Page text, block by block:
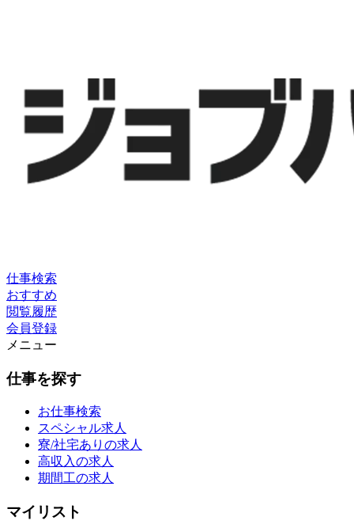
仕事検索
おすすめ
閲覧履歴
会員登録
メニュー
仕事を探す
お仕事検索
スペシャル求人
寮/社宅ありの求人
高収入の求人
期間工の求人
マイリスト